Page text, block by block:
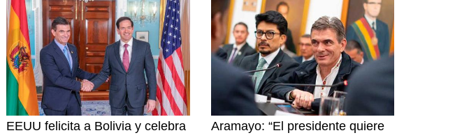
EEUU felicita a Bolivia y celebra
Aramayo: “El presidente quiere